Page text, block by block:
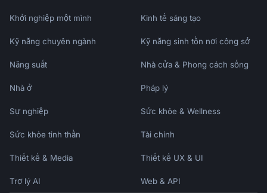
| Email Type | Best Day | Best Time | Spacing
|------------|----------|-----------|--------
| Welcome | Immediate | Within 5 min | - |
|
| Social Proof | Day 5-7 | 2pm local | 2-3
days |
| Conversion | Day 12-14 | 10am local | 2
Khởi nghiệp một mình Kinh tế sáng tạo
Kỹ năng chuyên ngành Kỹ năng sinh tồn nơi công sở
Năng suất Nhà cửa & Phong cách sống
Nhà ở Pháp lý
Sự nghiệp Sức khỏe & Wellness
Sức khỏe tinh thần Tài chính
Thiết kế & Media Thiết kế UX & UI
Trợ lý AI Web & API